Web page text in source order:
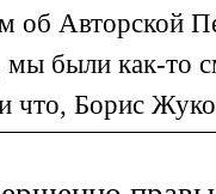
об Авторской
были как-то
что, Борис